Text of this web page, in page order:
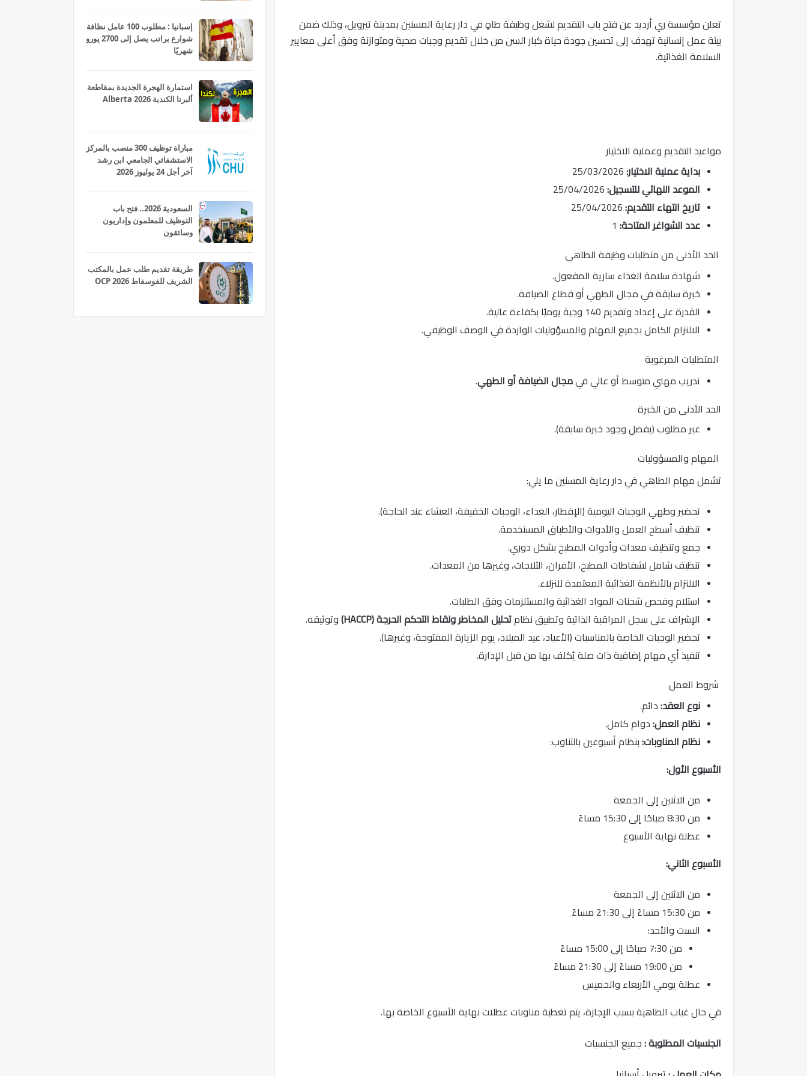
تعلن مؤسسة ري أرديد عن فتح باب التقديم لشغل وظيفة طاهٍ في دار رعاية المسنين بمدينة تيرويل، وذلك ضمن
بيئة عمل إنسانية تهدف إلى تحسين جودة حياة كبار السن من خلال تقديم وجبات صحية ومتوازنة وفق أعلى معايير
السلامة الغذائية.
مواعيد التقديم وعملية الاختيار
بداية عملية الاختيار:
الموعد النهائي للتسجيل:
تاريخ انتهاء التقديم:
عدد الشواغر المتاحة:
الحد الأدنى من متطلبات وظيفة الطاهي
شهادة سلامة الغذاء سارية المفعول.
خبرة سابقة في مجال الطهي أو قطاع الضيافة.
القدرة على إعداد وتقديم 140 وجبة يوميًا بكفاءة عالية.
الالتزام الكامل بجميع المهام والمسؤوليات الواردة في الوصف الوظيفي.
المتطلبات المرغوبة
تدريب مهني متوسط أو عالي فيمجال الضيافة أو الطهي.
الحد الأدنى من الخبرة
غير مطلوب (يفضل وجود خبرة سابقة).
المهام والمسؤوليات
تشمل مهام الطاهي في دار رعاية المسنين ما يلي:
تحضير وطهي الوجبات اليومية (الإفطار، الغداء، الوجبات الخفيفة، العشاء عند الحاجة).
تنظيف أسطح العمل والأدوات والأطباق المستخدمة.
جمع وتنظيف معدات وأدوات المطبخ بشكل دوري.
تنظيف شامل لشفاطات المطبخ، الأفران، الثلاجات، وغيرها من المعدات.
الالتزام بالأنظمة الغذائية المعتمدة للنزلاء.
استلام وفحص شحنات المواد الغذائية والمستلزمات وفق الطلبات.
الإشراف على سجل المراقبة الذاتية وتطبيق نظامتحليل المخاطر ونقاط التحكم الحرجة (HACCP)
وتوثيقه.
تحضير الوجبات الخاصة بالمناسبات (الأعياد، عيد الميلاد، يوم الزيارة المفتوحة، وغيرها).
تنفيذ أي مهام إضافية ذات صلة يُكلف بها من قبل الإدارة.
شروط العمل
نوع العقد:دائم.
نظام العمل:دوام كامل.
نظام المناوبات:بنظام أسبوعين بالتناوب:
الأسبوع الأول:
من الاثنين إلى الجمعة
من 8:30 صباحًا إلى 15:30 مساءً
عطلة نهاية الأسبوع
الأسبوع الثاني:
من الاثنين إلى الجمعة
من 15:30 مساءً إلى 21:30 مساءً
السبت والأحد:
من 7:30 صباحًا إلى 15:00 مساءً
من 19:00 مساءً إلى 21:30 مساءً
عطلة يومي الأربعاء والخميس
في حال غياب الطاهية بسبب الإجازة، يتم تغطية مناوبات عطلات نهاية الأسبوع الخاصة بها.
الجنسيات المطلوبة :جميع الجنسيات
إسبانيا : مطلوب 100 عامل نظافة
شوارع براتب يصل إلى 2700 يورو
شهريًا
استمارة الهجرة الجديدة بمقاطعة
ألبرتا الكندية Alberta 2026
مباراة توظيف 300 منصب بالمركز
الاستشفائي الجامعي ابن رشد
آخر أجل 24 يوليوز 2026
السعودية 2026.. فتح باب
التوظيف للمعلمون وإداريون
وسائقون
طريقة تقديم طلب عمل بالمكتب
الشريف للفوسفاط OCP 2026